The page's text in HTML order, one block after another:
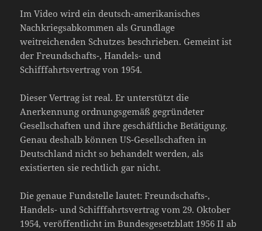
Im Video wird ein deutsch-amerikanisches
Nachkriegsabkommen als Grundlage
weitreichenden Schutzes beschrieben. Gemeint ist
der Freundschafts-, Handels- und
Schifffahrtsvertrag von 1954.
Dieser Vertrag ist real. Er unterstützt die
Anerkennung ordnungsgemäß gegründeter
Gesellschaften und ihre geschäftliche Betätigung.
Genau deshalb können US-Gesellschaften in
Deutschland nicht so behandelt werden, als
existierten sie rechtlich gar nicht.
Die genaue Fundstelle lautet: Freundschafts-,
Handels- und Schifffahrtsvertrag vom 29. Oktober
1954, veröffentlicht im Bundesgesetzblatt 1956 II ab